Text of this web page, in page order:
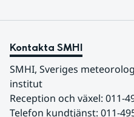
Kontakta SMHI
SMHI, Sveriges
institut
Reception och växel: 011-
Telefon kundtjänst: 011-